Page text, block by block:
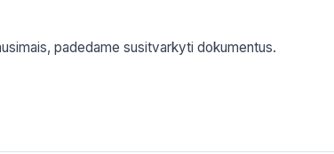
padedame susitvarkyti dokumentus.